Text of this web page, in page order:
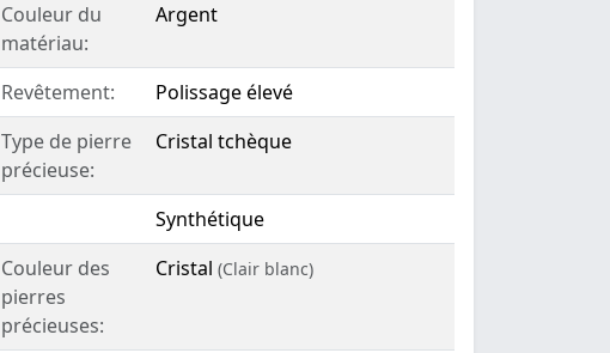
Couleur du
matériau:
Argent
Revêtement:
Polissage élevé
Type de pierre
précieuse:
Cristal tchèque
Synthétique
Couleur des
pierres
précieuses:
Cristal (Clair blanc)